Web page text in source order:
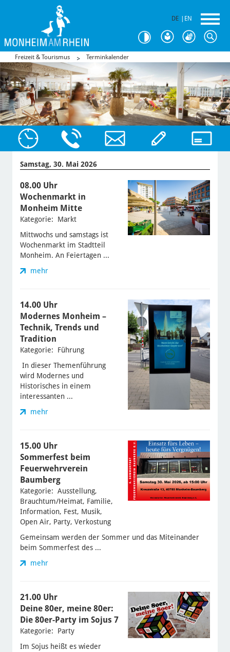
DE EN
Freizeit & Tourismus Terminkalender
Samstag, 30. Mai 2026
08.00 Uhr
Wochenmarkt in
Monheim Mitte
Kategorie: Markt
Mittwochs und samstags ist
Wochenmarkt im Stadtteil
Monheim. An Feiertagen ...
mehr
14.00 Uhr
Modernes Monheim –
Technik, Trends und
Tradition
Kategorie: Führung
In dieser Themenführung
wird Modernes und
Historisches in einem
interessanten ...
mehr
15.00 Uhr
Sommerfest beim
Feuerwehrverein
Baumberg
Kategorie: Ausstellung,
Brauchtum/Heimat, Familie,
Information, Fest, Musik,
Open Air, Party, Verkostung
Gemeinsam werden der Sommer und das Miteinander
beim Sommerfest des ...
mehr
21.00 Uhr
Deine 80er, meine 80er:
Die 80er-Party im Sojus 7
Kategorie: Party
Im Sojus heißt es wieder